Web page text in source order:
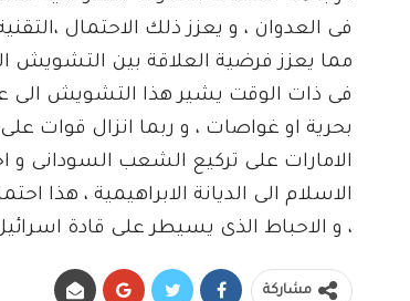
فى العدوان ، و يعزز ذلك الاحتمال
مما يعزز فرضية العلاقة بين التشويش
فى ذات الوقت يشير هذا التشويش الى
بحرية او غواصات ، و ربما انزال قوات
الامارات على تركيع الشعب السودانى و
الاسلام الى الديانة الابراهيمية ، هذا
، و الاحباط الذى يسيطر على قادة
مشاركة